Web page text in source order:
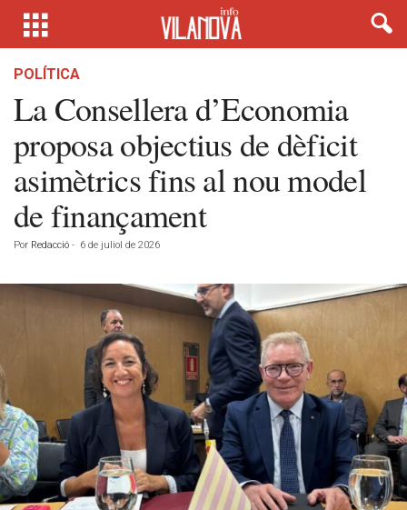
POLÍTICA
La Consellera d’Economia
proposa objectius de dèficit
asimètrics fins al nou model
de finançament
Por Redacció - 6 de juliol de 2026